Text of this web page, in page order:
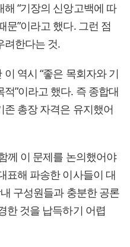
“기장의 신앙고백에 따
문”이라고 했다. 그런 점
려한다는 것.
역시 “좋은 목회자와 기
”이라고 했다. 즉 종합대
존 총장 자격은 유지했어
께 이 문제를 논의했어야
표해 파송한 이사들이 대
구성원들과 충분한 공론
한 것을 납득하기 어렵